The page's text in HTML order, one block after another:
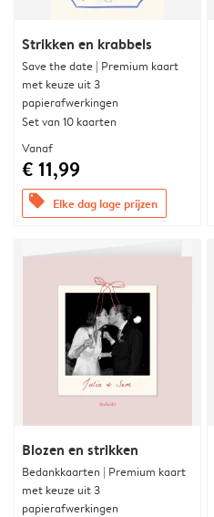
Strikken en krabbels
Save the date | Premium kaart
met keuze uit 3
papierafwerkingen
Set van 10 kaarten
Vanaf
€ 11,99
offers Elke dag lage prijzen
Blozen en strikken
Bedankkaarten | Premium kaart
met keuze uit 3
papierafwerkingen